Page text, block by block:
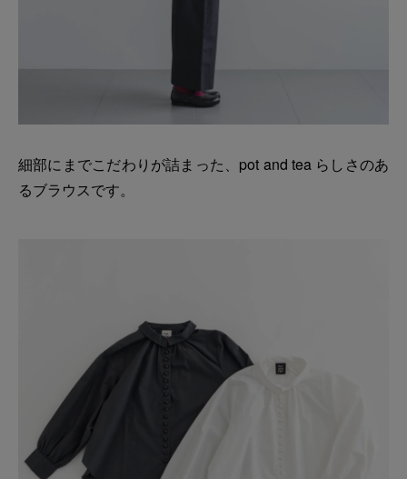
細部にまでこだわりが詰まった、pot and tea らしさのあ
るブラウスです。